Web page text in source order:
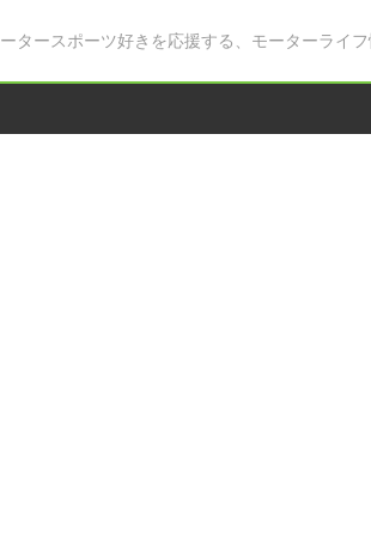
タースポーツ好きを応援する、モーターライフ